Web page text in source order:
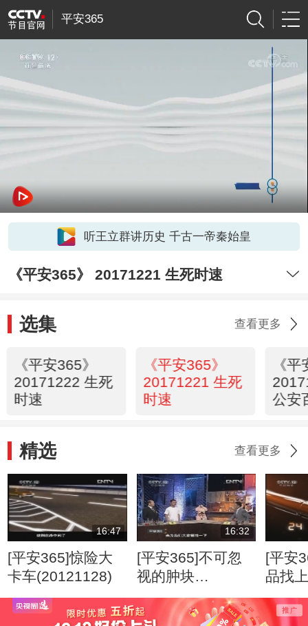
平安365
听王立群讲历史 千古一帝秦始皇
《平安365》 20171221 生死时速
选集 查看更多
《平安365》
20171222 生死
时速
《平安365》
20171221 生死
时速
《
公安
精选 查看更多
16:47
[平安365]惊险大
卡车(20121128)
16:32
[平安365]不可忽
视的肿块
(20120807)
[平安
品找